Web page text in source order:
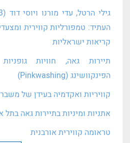
העתיד: טמפורליות קווירית
קריאות ישראליות
תיירות גאה, חוויות
הפינקוושינג (Pinkwashing)
קוויריות ואקדמיה בעידן של
אתניות ומיניות בתיירות גאה בתל
טראומה קווירית אורבנית